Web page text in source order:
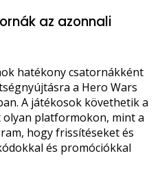
az azonnali
hatékony csatornákként
a Hero Wars
A játékosok követhetik a
platformokon, mint a
hogy frissítéseket és
és promóciókkal